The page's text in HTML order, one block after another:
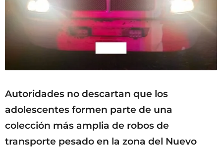
Autoridades no descartan que los
adolescentes formen parte de una
colección más amplia de robos de
transporte pesado en la zona del Nuevo